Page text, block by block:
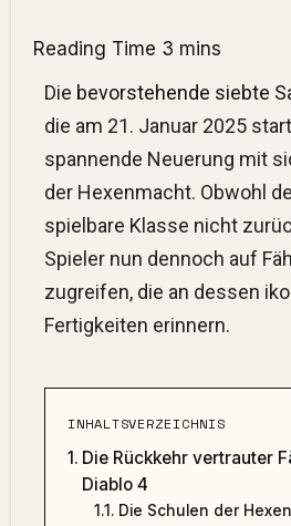
Die bevorstehende siebte
die am 21. Januar 2025
spannende Neuerung mit
der Hexenmacht. Obwohl
spielbare Klasse nicht
Spieler nun dennoch auf
zugreifen, die an dessen
Fertigkeiten erinnern.
INHALTSVERZEICHNIS
Die Rückkehr vertrauter
Diablo 4
Die Schulen der